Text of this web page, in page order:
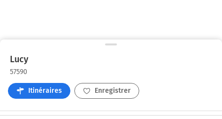
Lucy
57590
Itinéraires Enregistrer